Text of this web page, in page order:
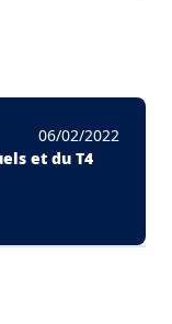
06/02/2022
et du T4